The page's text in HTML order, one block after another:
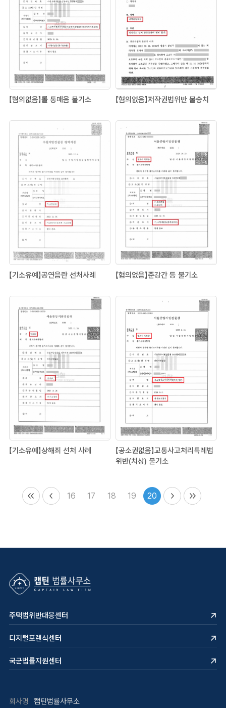
【혐의없음】롤 통매음 불기소 【혐의없음】저작권법위반 불송치
【기소유예】공연음란 선처사례 【혐의없음】준강간 등 불기소
【기소유예】상해죄 선처 사례
【공소권없음】교통사고처리특례법
위반(치상) 불기소
16 17 18 19 20
주택법위반대응센터
디지털포렌식센터
국군법률지원센터
회사명 캡틴법률사무소